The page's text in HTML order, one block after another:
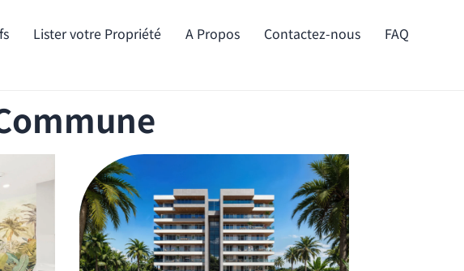
Lister votre Propriété A Propos Contactez-nous FAQ